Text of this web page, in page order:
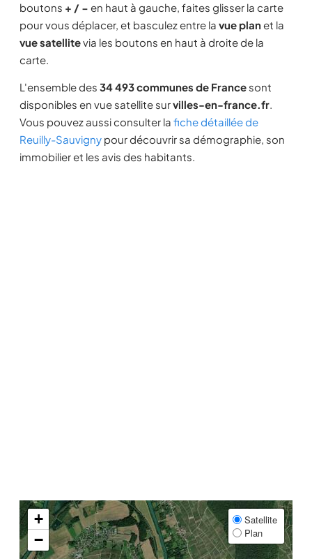
boutons + / − en haut à gauche, faites glisser la carte
pour vous déplacer, et basculez entre la vue planet la
vue satellitevia les boutons en haut à droite de la
carte.
L'ensemble des 34 493 communes de France sont
disponibles en vue satellite survilles-en-france.fr.
Vous pouvez aussi consulter la fiche détaillée de
Reuilly-Sauvigny pour découvrir sa démographie, son
immobilier et les avis des habitants.
+
−
Satellite
Plan